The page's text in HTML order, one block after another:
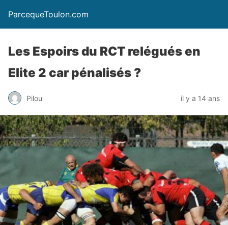
ParcequeToulon.com
Les Espoirs du RCT relégués en
Elite 2 car pénalisés ?
Pilou il y a 14 ans